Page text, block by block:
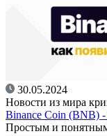
30.05.2024
Новости из мира
Binance Coin (BNB)
Простым и